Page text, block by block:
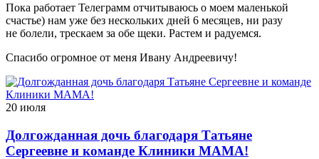
Пока работает Телеграмм отчитываюсь о моем маленькой
счастье) нам уже без нескольких дней 6 месяцев, ни разу
не болели, трескаем за обе щеки. Растем и радуемся.
Спасибо огромное от меня Ивану Андреевичу!
20 июля
Долгожданная дочь благодаря Татьяне
Сергеевне и команде Клиники МАМА!